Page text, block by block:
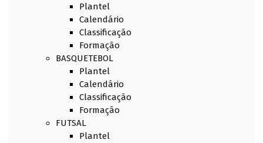
Plantel
Calendário
Classificação
Formação
BASQUETEBOL
Plantel
Calendário
Classificação
Formação
FUTSAL
Plantel